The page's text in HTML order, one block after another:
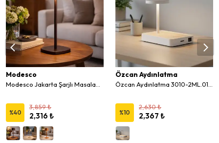
Modesco
%40
3,859 ₺
2,316 ₺
Özcan Aydınlatma
%10
2,630 ₺
2,367 ₺